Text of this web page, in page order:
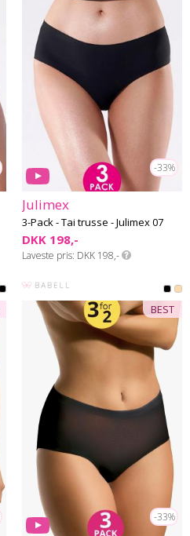
-33%
Julimex
3-Pack - Tai trusse - Julimex 07
DKK 198,-
Laveste pris DKK 198,-
-33%
BEST